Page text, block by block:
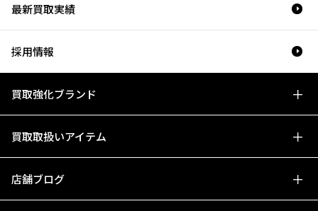
最新買取実績
採用情報
買取強化ブランド
買取取扱いアイテム
店舗ブログ